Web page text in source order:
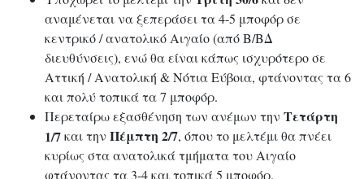
αναμένεται να ξεπεράσει τα 4-5 μποφόρ σε
κεντρικό / ανατολικό Αιγαίο (από Β/ΒΔ
διευθύνσεις), ενώ θα είναι κάπως ισχυρότερο σε
Αττική / Ανατολική & Νότια Εύβοια, φτάνοντας τα 6
και πολύ τοπικά τα 7 μποφόρ.
Περεταίρω εξασθένηση των ανέμων την Τετάρτη
1/7και την Πέμπτη 2/7, όπου το μελτέμι θα πνέει
κυρίως στα ανατολικά τμήματα του Αιγαίο
φτάνοντας τα 3-4 και τοπικά 5 μποφόρ.